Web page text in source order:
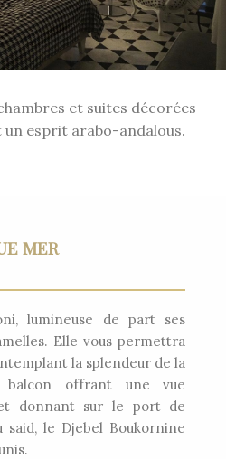
et suites décorées
esprit arabo-andalous.
MER
lumineuse de part ses
Elle vous permettra
la splendeur de la
balcon offrant une vue
donnant sur le port de
said, le Djebel Boukornine